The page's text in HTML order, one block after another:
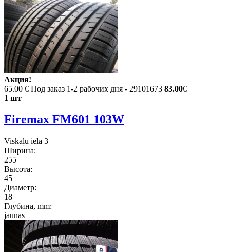
Акция!
65.00 € Под заказ 1-2 рабочих дня - 29101673 83.00€
1 шт
Firemax FM601 103W
Viskaļu iela 3
Ширина:
255
Высота:
45
Диаметр:
18
Глубина, mm:
jaunas